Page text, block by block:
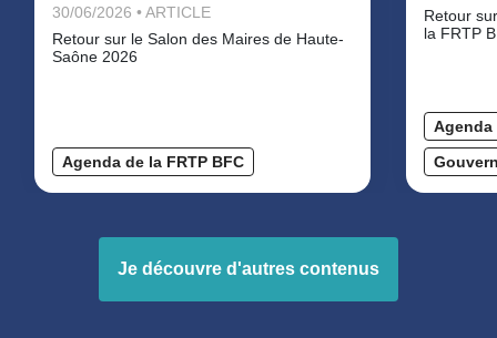
30/06/2026 • ARTICLE
Retour sur le Salon des Maires de Haute-
Saône 2026
Agenda de la FRTP BFC
Retour
la FRTP
Agenda
Je découvre d'autres contenus